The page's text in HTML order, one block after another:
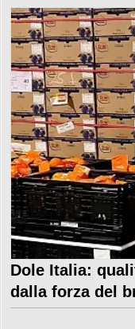
Dole Italia:
dalla forza del